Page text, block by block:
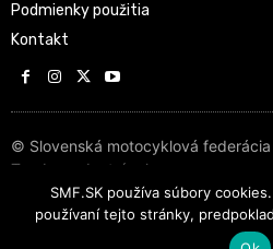
Podmienky použitia
Kontakt
© Slovenská motocyklová federácia
Tvorba web stránok
SMF.SK používa súbory
používaní tejto stránky,